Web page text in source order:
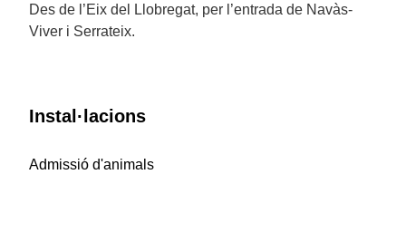
Des de l’Eix del Llobregat, per l’entrada de Navàs-
Viver i Serrateix.
Instal·lacions
Admissió d'animals